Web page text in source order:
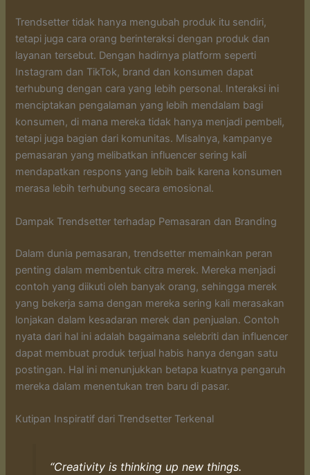
Trendsetter tidak hanya mengubah produk itu sendiri,
tetapi juga cara orang berinteraksi dengan produk dan
layanan tersebut. Dengan hadirnya platform seperti
Instagram dan TikTok, brand dan konsumen dapat
terhubung dengan cara yang lebih personal. Interaksi ini
menciptakan pengalaman yang lebih mendalam bagi
konsumen, di mana mereka tidak hanya menjadi pembeli,
tetapi juga bagian dari komunitas. Misalnya, kampanye
pemasaran yang melibatkan influencer sering kali
mendapatkan respons yang lebih baik karena konsumen
merasa lebih terhubung secara emosional.
Dampak Trendsetter terhadap Pemasaran dan Branding
Dalam dunia pemasaran, trendsetter memainkan peran
penting dalam membentuk citra merek. Mereka menjadi
contoh yang diikuti oleh banyak orang, sehingga merek
yang bekerja sama dengan mereka sering kali merasakan
lonjakan dalam kesadaran merek dan penjualan. Contoh
nyata dari hal ini adalah bagaimana selebriti dan influencer
dapat membuat produk terjual habis hanya dengan satu
postingan. Hal ini menunjukkan betapa kuatnya pengaruh
mereka dalam menentukan tren baru di pasar.
Kutipan Inspiratif dari Trendsetter Terkenal
“Creativity is thinking up new things.